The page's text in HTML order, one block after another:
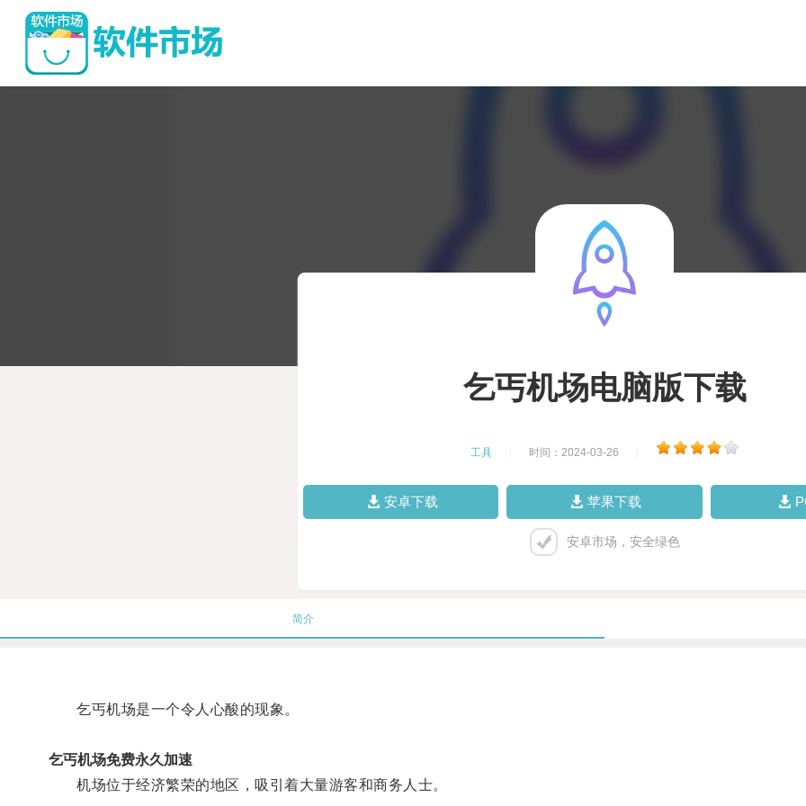
乞丐机场电脑版下载
工具 时间：2024-03-26
安卓下载 苹果下载
安卓市场，安全绿色
简介
乞丐机场是一个令人心酸的现象。
乞丐机场免费永久加速
机场位于经济繁荣的地区，吸引着大量游客和商务人士。